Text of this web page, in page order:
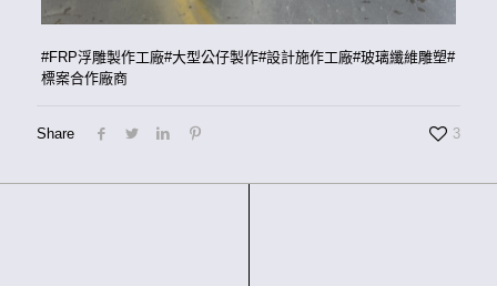
#FRP浮雕製作工廠#大型公仔製作#設計施作工廠#玻璃纖維雕塑#
標案合作廠商
Share 3